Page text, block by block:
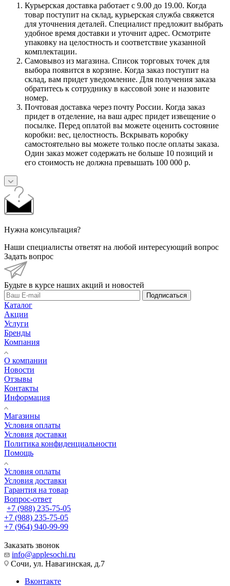
Курьерская доставка работает с 9.00 до 19.00. Когда
товар поступит на склад, курьерская служба свяжется
для уточнения деталей. Специалист предложит выбрать
удобное время доставки и уточнит адрес. Осмотрите
упаковку на целостность и соответствие указанной
комплектации.
Самовывоз из магазина. Список торговых точек для
выбора появится в корзине. Когда заказ поступит на
склад, вам придет уведомление. Для получения заказа
обратитесь к сотруднику в кассовой зоне и назовите
номер.
Почтовая доставка через почту России. Когда заказ
придет в отделение, на ваш адрес придет извещение о
посылке. Перед оплатой вы можете оценить состояние
коробки: вес, целостность. Вскрывать коробку
самостоятельно вы можете только после оплаты заказа.
Один заказ может содержать не больше 10 позиций и
его стоимость не должна превышать 100 000 р.
Нужна консультация?
Наши специалисты ответят на любой интересующий вопрос
Задать вопрос
Будьте в курсе наших акций и новостей
Подписаться
Каталог
Акции
Услуги
Бренды
Компания
О компании
Новости
Отзывы
Контакты
Информация
Магазины
Условия оплаты
Условия доставки
Политика конфиденциальности
Помощь
Условия оплаты
Условия доставки
Гарантия на товар
Вопрос-ответ
+7 (988) 235-75-05
+7 (988) 235-75-05
+7 (964) 940-99-99
Заказать звонок
info@applesochi.ru
Сочи, ул. Навагинская, д.7
Вконтакте